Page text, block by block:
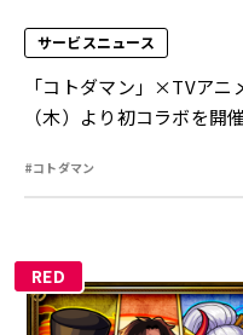
サービスニュース
「コトダマン」×TVアニ
（木）より初コラボを開
#コトダマン
RED